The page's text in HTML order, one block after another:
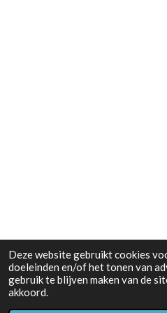
Deze website gebruikt cookies
doeleinden en/of het tonen van
gebruik te blijven maken van de
akkoord.